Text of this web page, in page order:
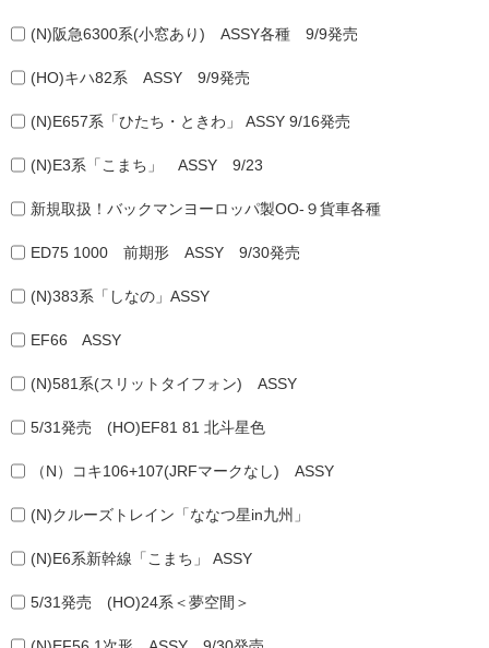
(N)阪急6300系(小窓あり) ASSY各種 9/9発売
(HO)キハ82系 ASSY 9/9発売
(N)E657系「ひたち・ときわ」 ASSY 9/16発売
(N)E3系「こまち」 ASSY 9/23
新規取扱！バックマンヨーロッパ製OO-９貨車各種
ED75 1000 前期形 ASSY 9/30発売
(N)383系「しなの」ASSY
EF66 ASSY
(N)581系(スリットタイフォン) ASSY
5/31発売 (HO)EF81 81 北斗星色
（N）コキ106+107(JRFマークなし) ASSY
(N)クルーズトレイン「ななつ星in九州」
(N)E6系新幹線「こまち」 ASSY
5/31発売 (HO)24系＜夢空間＞